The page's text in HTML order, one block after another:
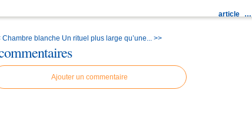
article …
Chambre blanche Un rituel plus large qu’une... >>
Ajouter un commentaire